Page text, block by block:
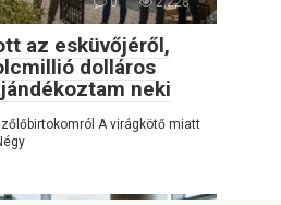
az esküvőjéről,
dolláros
neki
A virágkötő miatt